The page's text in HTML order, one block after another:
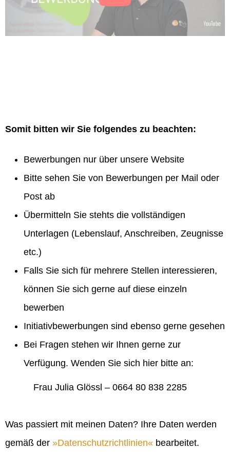
Somit bitten wir Sie folgendes zu beachten:
Bewerbungen nur über unsere Website
Bitte sehen Sie von Bewerbungen per Mail oder
Post ab
Übermitteln Sie stehts die vollständigen
Unterlagen (Lebenslauf, Anschreiben, Zeugnisse
etc.)
Falls Sie sich für mehrere Stellen interessieren,
können Sie sich gerne auf diese einzeln
bewerben
Initiativbewerbungen sind ebenso gerne gesehen
Bei Fragen stehen wir Ihnen gerne zur
Verfügung. Wenden Sie sich hier bitte an:
Frau Julia Glössl – 0664 80 838 2285
Was passiert mit meinen Daten? Ihre Daten werden
gemäß der
Datenschutzrichtlinien bearbeitet.